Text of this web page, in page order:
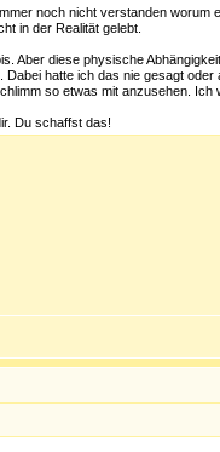
noch nicht verstanden worum
in der Realität gelebt.
Aber diese physische
hatte ich das nie gesagt
so etwas mit anzusehen. Ich
Du schaffst das!